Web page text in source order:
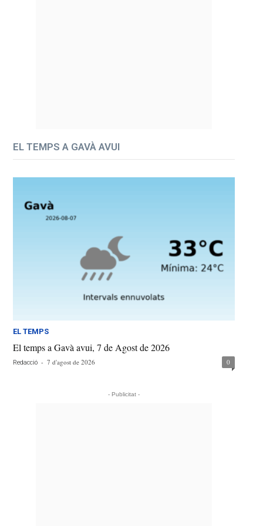
EL TEMPS A GAVÀ AVUI
EL TEMPS
El temps a Gavà avui, 7 de Agost de 2026
Redacció - 7 d'agost de 2026 0
- Publicitat -